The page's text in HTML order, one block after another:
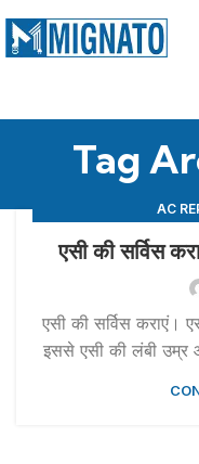
Tag
AC
APPLIANCE
एसी की सर्विस
एसी की सर्विस कराएं।
इससे एसी की लंबी उम्र